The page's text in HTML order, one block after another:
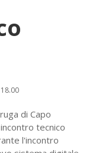
di Capo
tecnico
l'incontro